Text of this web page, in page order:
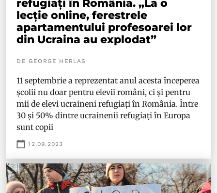
refugiați în România. „La o
lecție online, ferestrele
apartamentului profesoarei lor
din Ucraina au explodat”
DE GEORGE HERLAȘ
11 septembrie a reprezentat anul acesta începerea
școlii nu doar pentru elevii români, ci și pentru
mii de elevi ucraineni refugiați în România. Între
30 și 50% dintre ucrainenii refugiați în Europa
sunt copii
12.09.2023